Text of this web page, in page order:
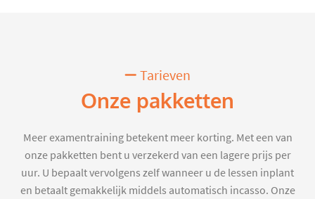
Tarieven
Onze pakketten
Meer examentraining betekent meer korting. Met een van
onze pakketten bent u verzekerd van een lagere prijs per
uur. U bepaalt vervolgens zelf wanneer u de lessen inplant
en betaalt gemakkelijk middels automatisch incasso. Onze